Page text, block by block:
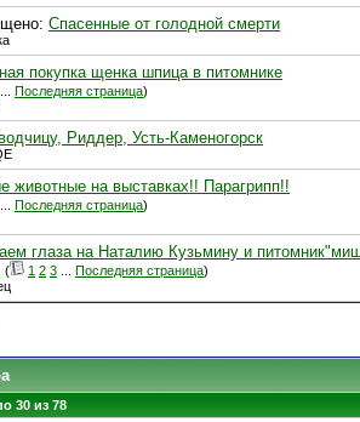
Спасенные от голодной смерти
покупка щенка шпица в питомнике
Последняя страница)
Риддер, Усть-Каменогорск
животные на выставках!! Парагрипп!!
Последняя страница)
глаза на Наталию Кузьмину и
( 1 2 3 Последняя страница)
30 из 78